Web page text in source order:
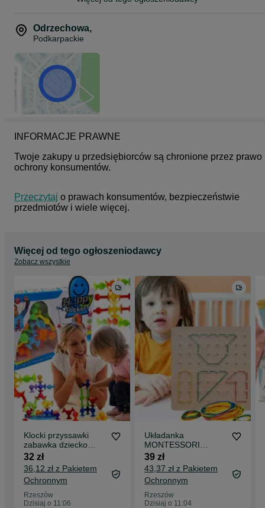
Odrzechowa,
Podkarpackie
INFORMACJE PRAWNE
Twoje zakupy u przedsiębiorców są chronione przez prawo
ochrony konsumentów.
Przeczytaj o prawach konsumentów, bezpieczeństwie
przedmiotów i wiele więcej.
Więcej od tego ogłoszeniodawcy
Zobacz wszystkie
Klocki przyssawki
zabawka dziecko
prezent
32 zł
36,12 zł z Pakietem
Ochronnym
Rzeszów
Dzisiaj o 11:06
Układanka
MONTESSORI
drewniana z gumkami
83 el.
39 zł
43,37 zł z Pakietem
Ochronnym
Rzeszów
Dzisiaj o 11:04